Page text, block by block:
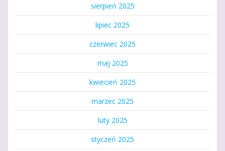
sierpień 2025
lipiec 2025
czerwiec 2025
maj 2025
kwiecień 2025
marzec 2025
luty 2025
styczeń 2025